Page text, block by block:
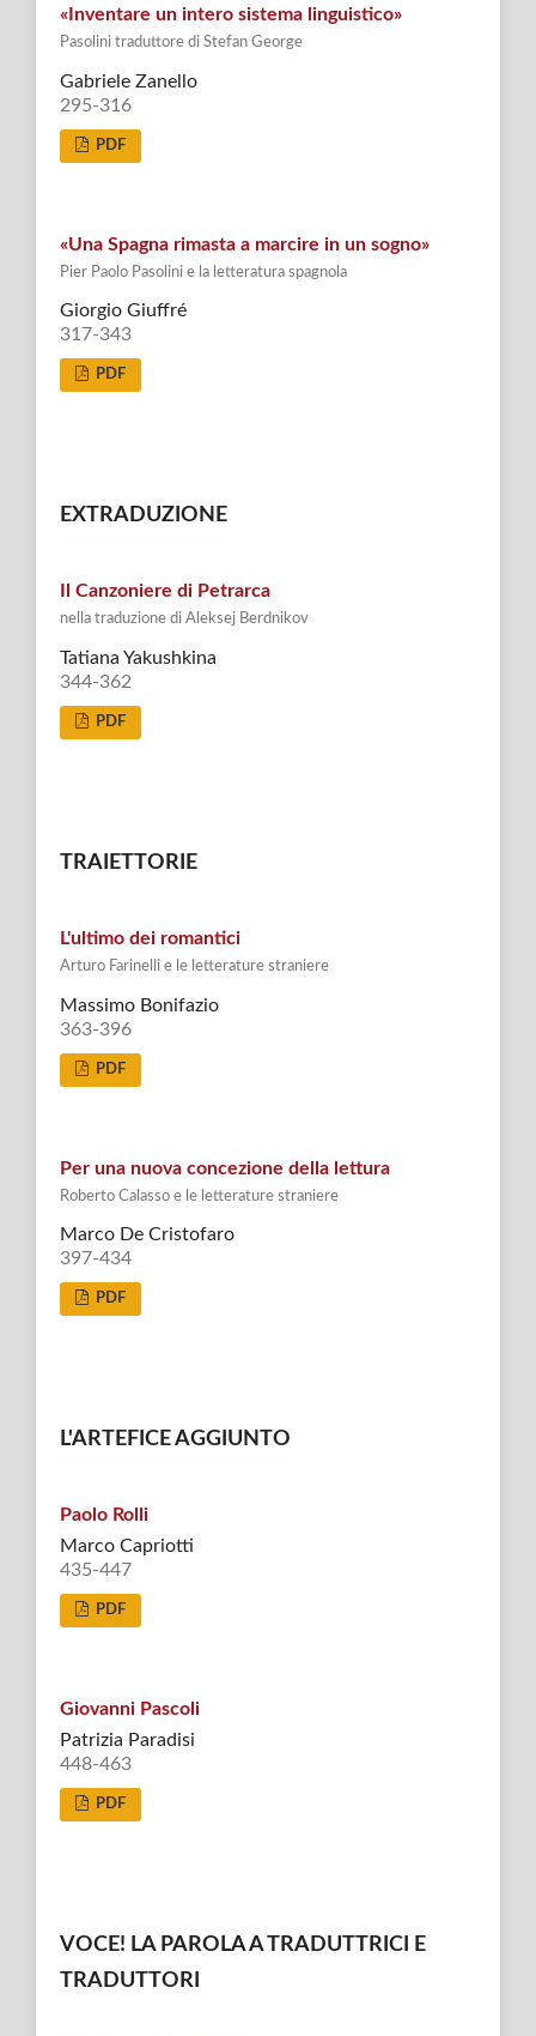
«Inventare un intero sistema linguistico»
Pasolini traduttore di Stefan George
Gabriele Zanello
295-316
PDF
«Una Spagna rimasta a marcire in un sogno»
Pier Paolo Pasolini e la letteratura spagnola
Giorgio Giuffré
317-343
PDF
EXTRADUZIONE
Il Canzoniere di Petrarca
nella traduzione di Aleksej Berdnikov
Tatiana Yakushkina
344-362
PDF
TRAIETTORIE
L'ultimo dei romantici
Arturo Farinelli e le letterature straniere
Massimo Bonifazio
363-396
PDF
Per una nuova concezione della lettura
Roberto Calasso e le letterature straniere
Marco De Cristofaro
397-434
PDF
L'ARTEFICE AGGIUNTO
Paolo Rolli
Marco Capriotti
435-447
PDF
Giovanni Pascoli
Patrizia Paradisi
448-463
PDF
VOCE! LA PAROLA A TRADUTTRICI E
TRADUTTORI